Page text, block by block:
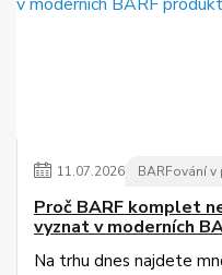
11.07.2026 BARFování v
Proč BARF komplet
vyznat v moderních
Na trhu dnes najdete